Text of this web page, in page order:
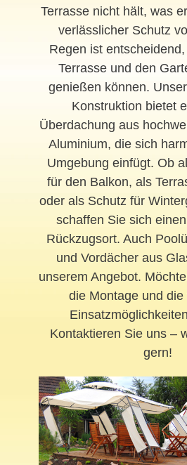
Terrasse nicht hält, was
verlässlicher Schutz
Regen ist
Terrasse und den
genießen können.
Konstruktion bietet
Überdachung aus
Aluminium, die sich
Umgebung einfügt. Ob
für den Balkon, als
oder als Schutz für
schaffen Sie sich
Rückzugsort. Auch
und Vordächer aus
unserem Angebot.
die Montage und die
Kontaktieren Sie uns –
gern!